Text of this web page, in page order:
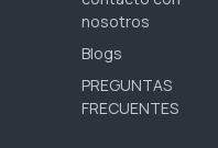
nosotros
Blogs
PREGUNTAS
FRECUENTES